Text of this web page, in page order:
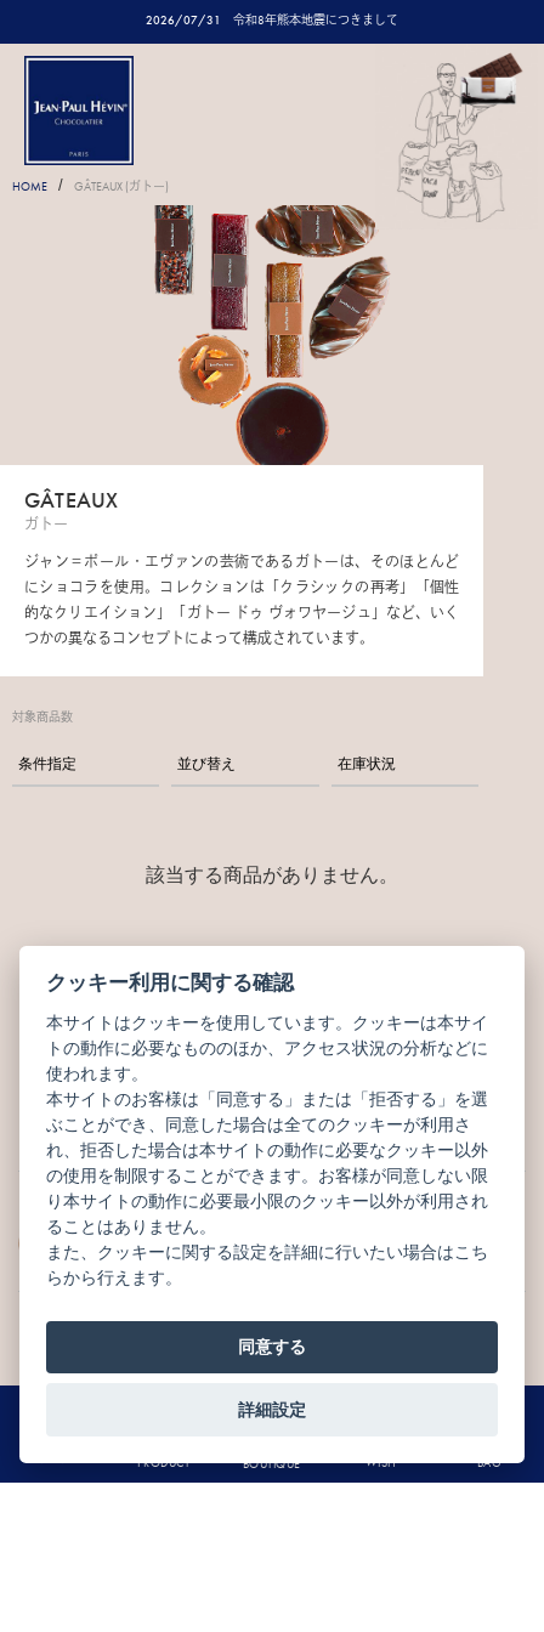
2026/07/31 令和8年熊本地震につきまして
PRODUCT BOUTIQUE WISH BAG
HOME / GÂTEAUX (ガトー)
GÂTEAUX
ガトー
ジャン＝ポール・エヴァンの芸術であるガトーは、そのほとんど
にショコラを使用。コレクションは「クラシックの再考」「個性
的なクリエイション」「ガトー ドゥ ヴォワヤージュ」など、いく
つかの異なるコンセプトによって構成されています。
対象商品数
条件指定 並び替え 在庫状況
該当する商品がありません。
CATEGORY
商品カテゴリー
SEASONAL RECOMMEND
季節のおすすめ
CHOCOLATS
ショコラ
GÂTEAUX DE
VOYAGE
焼菓子
マカロン
タブレット ガトー
クッキー利用に関する確認
本サイトはクッキーを使用しています。クッキーは本サイ
トの動作に必要なもののほか、アクセス状況の分析などに
使われます。
本サイトのお客様は「同意する」または「拒否する」を選
ぶことができ、同意した場合は全てのクッキーが利用さ
れ、拒否した場合は本サイトの動作に必要なクッキー以外
の使用を制限することができます。お客様が同意しない限
り本サイトの動作に必要最小限のクッキー以外が利用され
ることはありません。
また、クッキーに関する設定を詳細に行いたい場合はこち
らから行えます。
同意する
詳細設定